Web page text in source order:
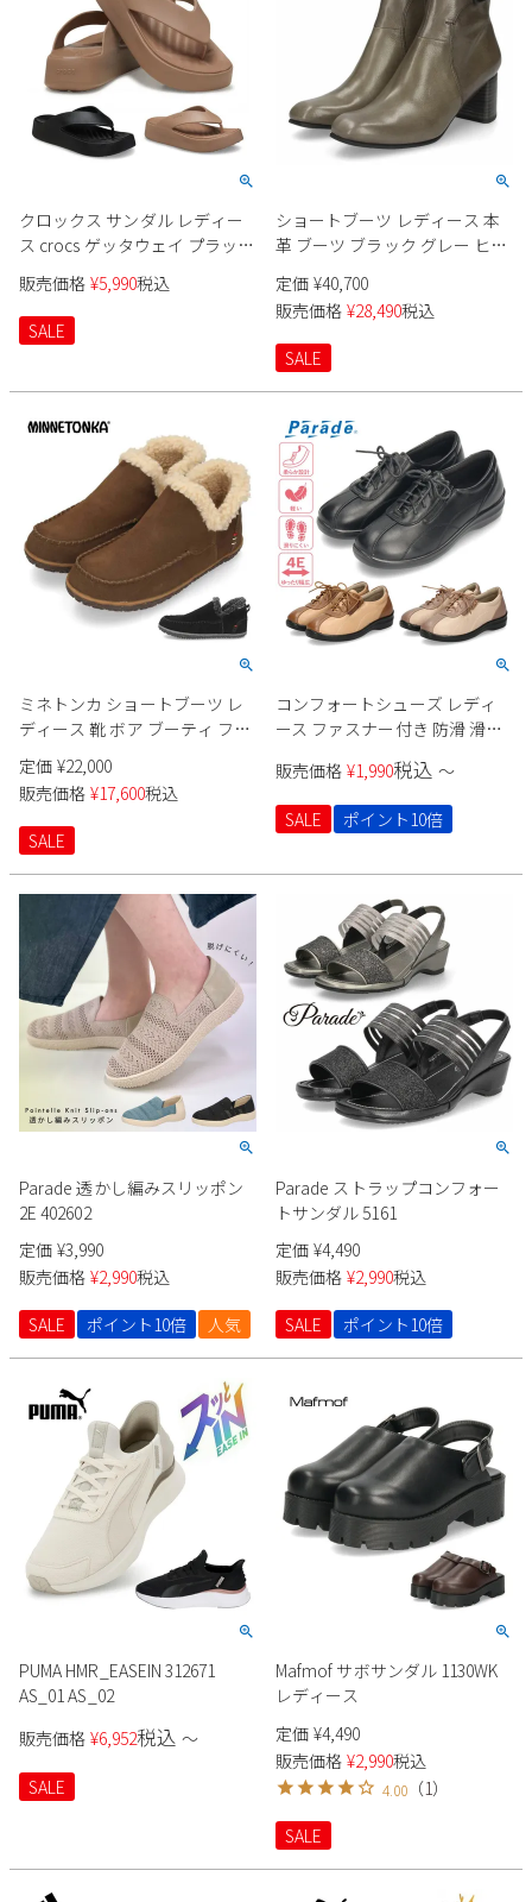
クロックス サンダル レディー
ス crocs ゲッタウェイ プラット
フォーム フリップ 209410 靴 ト
ングサンダル ビーチサンダル
軽量
販売価格 ¥5,990税込
SALE
ショートブーツ レディース 本
革 ブーツ ブラック グレー ヒー
ル RABOKIGOSHI works ラボキ
ゴシ ワークス 12751 靴 日本製
定価 ¥40,700
販売価格 ¥28,490税込
SALE
ミネトンカ ショートブーツ レ
ディース 靴 ボア ブーティ フラ
ット スエード 歩きやすい ブラ
ック ブラウン MINNETONKA
TAREN タレン 80230 80237
定価 ¥22,000
販売価格 ¥17,600税込
SALE
コンフォートシューズ レディ
ース ファスナー付き 防滑 滑り
性 屈曲性 軽量 軽い 幅広 ウォー
キング 981401 Parade
販売価格 ¥1,990税込 〜
SALE ポイント10倍
Parade 透かし編みスリッポン
2E 402602
定価 ¥3,990
販売価格 ¥2,990税込
SALE
ポイント10倍 人気
Parade ストラップコンフォー
トサンダル 5161
定価 ¥4,490
販売価格 ¥2,990税込
SALE
ポイント10倍
PUMA HMR_EASEIN 312671
AS_01 AS_02
販売価格 ¥6,952税込 〜
SALE
Mafmof サボサンダル 1130WK
レディース
定価 ¥4,490
販売価格 ¥2,990税込
4.00 （1）
SALE